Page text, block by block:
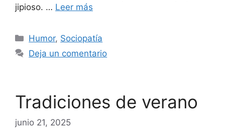
jipioso. … Leer más
Categorías
Humor, Sociopatía
Deja un comentario
Tradiciones de verano
junio 21, 2025